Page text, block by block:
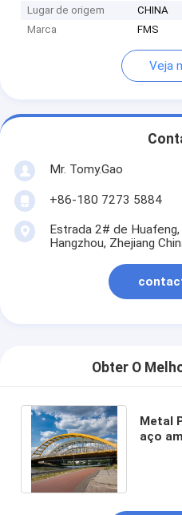
Lugar de origem
CHINA
Marca
FMS
Veja
Mr. Tomy.Gao
+86-180 7273 5884
Estrada 2# de
Hangzhou, Zhejiang
Obter O
Metal
aço